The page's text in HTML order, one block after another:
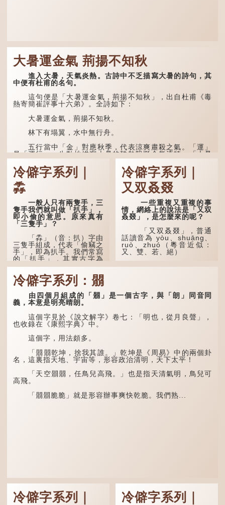
大暑運金氣 荊揚不知秋
進入大暑，天氣炎熱。古詩中不乏描寫大暑的詩句，其
中便有杜甫的名句。
這句便是「大暑運金氣，荊揚不知秋」，出自杜甫《毒
熱寄簡崔評事十六弟》。全詩如下：
大暑運金氣，荊揚不知秋。
林下有塌翼，水中無行舟。
五行當中「金」對應秋季，代表涼爽肅殺之氣。「運」
是「運行」，生動地描寫大暑的酷熱阻礙金氣流轉。「大暑
運金氣」以誇張手法描寫炎熱阻滯了季節更替。
「荊揚」指...
冷僻字系列｜
掱
一般人只有兩隻手，三
隻手我們就叫做「扒手」，
即小偷的意思。原來真有
「三隻手」？
「掱」（音：扒）字由
三隻手組成，代表「偷竊之
手」，即為扒手。我們常寫
的「扒手」，其實古字為
「掱手」。
清·徐珂《清稗類鈔．
盜賊類．掱手》記載：「滬
人呼翦綹賊曰掱手，猶言扒
手也，亦曰癟三碼子。」
其中「翦綹」即剪斷他
人衣帶以竊取錢物，是小偷
的舊稱。而「掱手」也就是
手多多，擅自拿別人東西的
意思了...
冷僻字系列｜
又双叒叕
一些重複又重複的事
情，網絡上的說法是「又双
叒叕」，是怎麼來的呢？
「又双叒叕」，普通
話讀音為 yòu、shuāng、
ruò、zhuó（粵音近似：
又、雙、若、絕）
「又」和「双」比較
「叒」（音：若）原是
稱。 《說文解字·叒部》：
「叒，日初出東方湯谷所登
冷僻字系列：朤
由四個月組成的「朤」是一個古字，與「朗」同音同
義，本意是明亮晴朗。
這個字見於《說文解字》卷七：「明也，從月良聲」，
也收錄在《康熙字典》中。
這個字，用法頗多。
「朤朤乾坤，捨我其誰。」乾坤是《周易》中的兩個卦
名，這裏指天地、宇宙等，形容政治清明，天下太平！
「天空朤朤，任鳥兒高飛。」也是指天清氣明，鳥兒可
高飛。
「朤朤脆脆」就是形容辦事爽快乾脆。我們熟...
冷僻字系列｜
冷僻字系列｜